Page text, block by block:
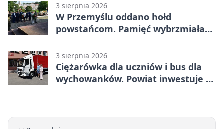
3 sierpnia 2026
W Przemyślu oddano hołd
powstańcom. Pamięć wybrzmiała
3 sierpnia 2026
Ciężarówka dla uczniów i bus dla
wychowanków. Powiat inwestuje w